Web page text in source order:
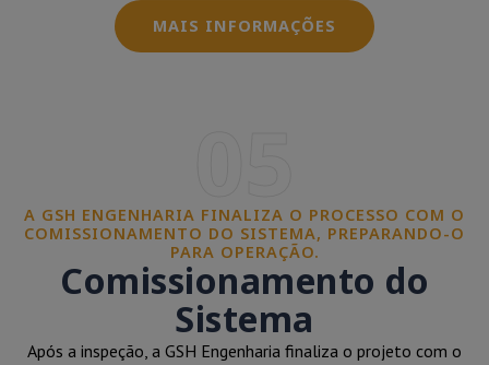
MAIS INFORMAÇÕES
A GSH ENGENHARIA FINALIZA O PROCESSO COM O
COMISSIONAMENTO DO SISTEMA, PREPARANDO-O
PARA OPERAÇÃO.
Comissionamento do
Sistema
Após a inspeção, a GSH Engenharia finaliza o projeto com o